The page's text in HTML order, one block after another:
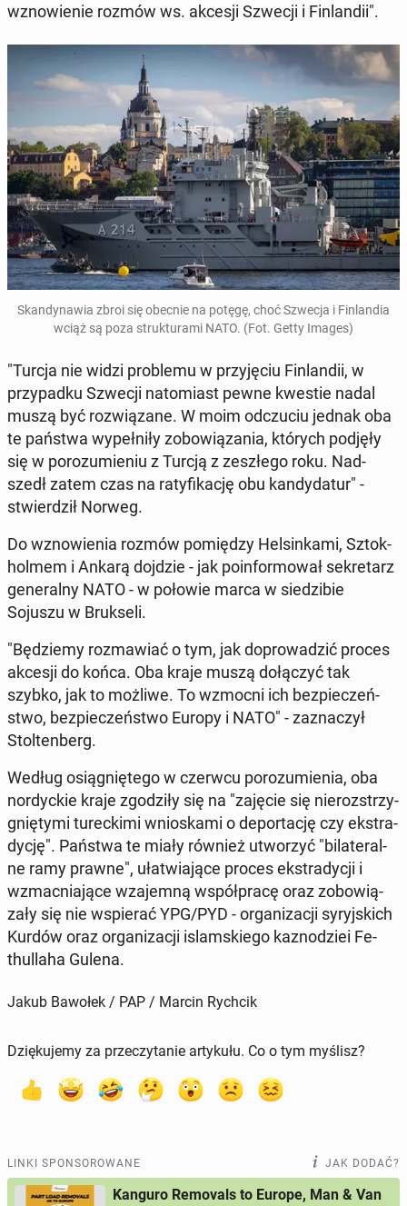
wzno­wie­nie rozmów ws. akcesji Szwecji i Fin­lan­dii".
Skan­dy­na­wia zbroi się obecnie na potęgę, choć Szwecja i Fin­lan­dia
wciąż są poza struk­tu­ra­mi NATO. (Fot. Getty Images)
"Turcja nie widzi pro­ble­mu w przy­ję­ciu Fin­lan­dii, w
przy­pad­ku Szwecji na­to­miast pewne kwestie nadal
muszą być roz­wią­za­ne. W moim od­czu­ciu jednak oba
te państwa wy­peł­ni­ły zo­bo­wią­za­nia, których podjęły
się w po­ro­zu­mie­niu z Turcją z ze­szłe­go roku. Nad­
szedł zatem czas na ra­ty­fi­ka­cję obu kan­dy­da­tur" -
stwier­dził Norweg.
Do wzno­wie­nia rozmów po­mię­dzy Hel­sin­ka­mi, Sztok­
hol­mem i Ankarą dojdzie - jak po­in­for­mo­wał se­kre­tarz
ge­ne­ral­ny NATO - w połowie marca w sie­dzi­bie
Sojuszu w Bruk­se­li.
"Bę­dzie­my roz­ma­wiać o tym, jak do­pro­wa­dzić proces
akcesji do końca. Oba kraje muszą do­łą­czyć tak
szybko, jak to możliwe. To wzmocni ich bez­pie­czeń­
stwo, bez­pie­czeń­stwo Europy i NATO" - za­zna­czył
Stol­ten­berg.
Według osią­gnię­te­go w czerwcu po­ro­zu­mie­nia, oba
nor­dyc­kie kraje zgo­dzi­ły się na "zajęcie się nie­roz­strzy­
gnię­ty­mi tu­rec­ki­mi wnio­ska­mi o de­por­ta­cję czy eks­tra­
dy­cję". Państwa te miały również utwo­rzyć "bi­la­te­ral­
ne ramy prawne", uła­twia­ją­ce proces eks­tra­dy­cji i
wzmac­nia­ją­ce wza­jem­ną współ­pra­cę oraz zo­bo­wią­
za­ły się nie wspie­rać YPG/PYD - or­ga­ni­za­cji sy­ryj­skich
Kurdów oraz or­ga­ni­za­cji is­lam­skie­go ka­zno­dziei Fe­
thul­la­ha Gulena.
Jakub Bawołek / PAP / Marcin Rychcik
Dziękujemy za przeczytanie artykułu. Co o tym myślisz?
LINKI SPONSOROWANE JAK DODAĆ?
Kanguro Removals to Europe, Man & Van